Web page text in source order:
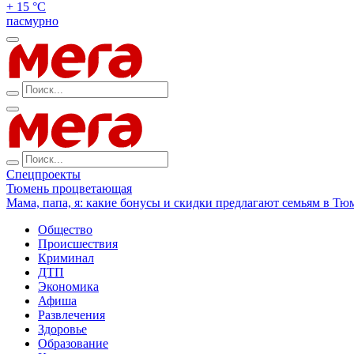
+ 15 °С
пасмурно
Спецпроекты
Тюмень процветающая
Мама, папа, я: какие бонусы и скидки предлагают семьям в
Общество
Происшествия
Криминал
ДТП
Экономика
Афиша
Развлечения
Здоровье
Образование